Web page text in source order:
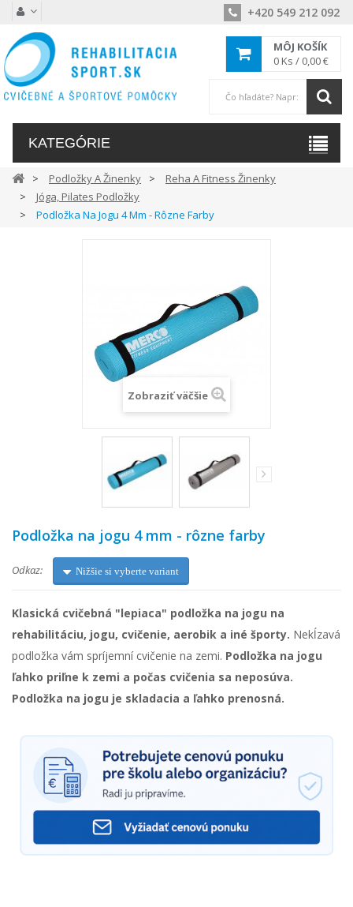
+420 549 212 092
MÔJ KOŠÍK
0 Ks / 0,00 €
KATEGÓRIE
Podložky A Žinenky
Reha A Fitness Žinenky
Jóga, Pilates Podložky
Podložka Na Jogu 4 Mm - Rôzne Farby
Zobraziť väčšie
Podložka na jogu 4 mm - rôzne farby
Odkaz: Nižšie si vyberte variant
Klasická cvičebná "lepiaca" podložka na jogu na
rehabilitáciu, jogu, cvičenie, aerobik a iné športy. Nekĺzavá
podložka vám spríjemní cvičenie na zemi. Podložka na jogu
ľahko priľne k zemi a počas cvičenia sa neposúva.
Podložka na jogu je skladacia a ľahko prenosná.